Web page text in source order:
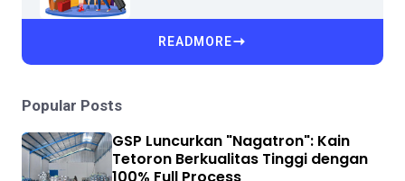
READMORE
Popular Posts
GSP Luncurkan "Nagatron": Kain
Tetoron Berkualitas Tinggi dengan